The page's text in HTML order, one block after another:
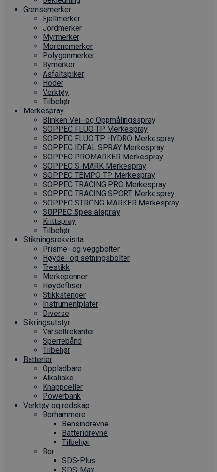
Grense­merker
Fjellmerker
Jordmerker
Myrmerker
Morenemerker
Polygonmerker
Bymerker
Asfaltspiker
Hoder
Verktøy
Tilbehør
Merkespray
Blinken Vei- og Oppmålingsspray
SOPPEC FLUO TP Merkespray
SOPPEC FLUO TP HYDRO Merkespray
SOPPEC IDEAL SPRAY Merkespray
SOPPEC PROMARKER Merkespray
SOPPEC S-MARK Merkespray
SOPPEC TEMPO TP Merkespray
SOPPEC TRACING PRO Merkespray
SOPPEC TRACING SPORT Merkespray
SOPPEC STRONG MARKER Merkespray
SOPPEC Spesialspray
Krittspray
Tilbehør
Stikningsrekvisita
Prisme- og veggbolter
Høyde- og setningsbolter
Trestikk
Merkepenner
Høydefliser
Stikkstenger
Instrumentplater
Diverse
Sikringsutstyr
Varseltrekanter
Sperrebånd
Tilbehør
Batterier
Oppladbare
Alkaliske
Knappceller
Powerbank
Verktøy og redskap
Borhammere
Bensindrevne
Batteridrevne
Tilbehør
Bor
SDS-Plus
SDS-Max